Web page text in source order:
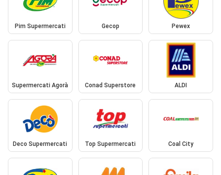
Pim Supermercati Gecop Pewex
Supermercati Agorà Conad Superstore ALDI
Deco Supermercati Top Supermercati Coal City